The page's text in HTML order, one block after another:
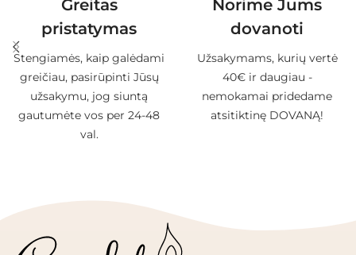
Greitas
pristatymas
Stengiamės, kaip galėdami
greičiau, pasirūpinti Jūsų
užsakymu, jog siuntą
gautumėte vos per 24-48
val.
Norime Jums
dovanoti
Užsakymams, kurių vertė
40€ ir daugiau -
nemokamai pridedame
atsitiktinę DOVANĄ!